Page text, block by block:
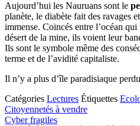
Aujourd’hui les Nauruans sont le
planète, le diabète fait des ravages
immense. Coincés entre l’océan
désert de la mine, ils voient leur
Ils sont le symbole même des
terme et de l’avidité capitaliste.
Il n’y a plus d’île paradisiaque
Catégories Lectures Étiquettes
Citoyennetés à vendre
Cyber fragiles